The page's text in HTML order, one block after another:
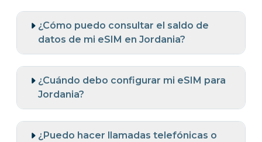
¿Cómo puedo consultar el saldo de
datos de mi eSIM en Jordania?
¿Cuándo debo configurar mi eSIM para
Jordania?
¿Puedo hacer llamadas telefónicas o